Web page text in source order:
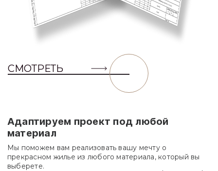
СМОТРЕТЬ
Адаптируем проект под любой
материал
Мы поможем вам реализовать вашу мечту о
прекрасном жилье из любого материала, который вы
выберете.